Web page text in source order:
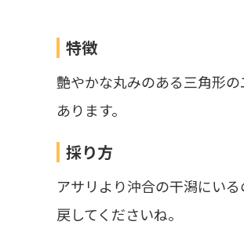
特徴
艶やかな丸みのある三角形
あります。
採り方
アサリより沖合の干潟にい
戻してくださいね。